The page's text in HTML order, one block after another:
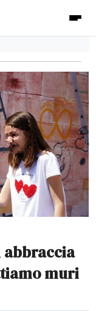
abbraccia
muri